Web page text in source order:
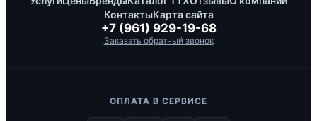
КонтактыКарта сайта
+7 (961) 929-19-68
Заказать обратный звонок
ОПЛАТА В СЕРВИСЕ